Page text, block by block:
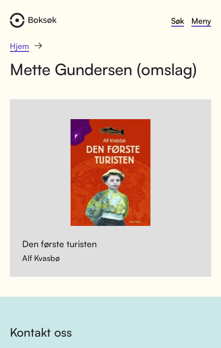
Søk Meny
Hjem
Mette Gundersen (omslag)
Den første turisten
Alf Kvasbø
Kontakt oss